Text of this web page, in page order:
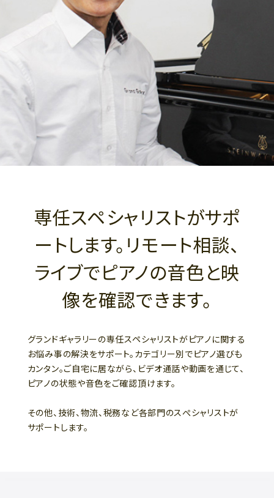
専任スペシャリストがサポ
ートします。リモート相談、
ライブでピアノの音色と映
像を確認できます。
グランドギャラリーの専任スペシャリストがピアノに関する
お悩み事の解決をサポート。カテゴリー別でピアノ選びも
カンタン。ご自宅に居ながら、ビデオ通話や動画を通じて、
ピアノの状態や音色をご確認頂けます。
その他、技術、物流、税務など各部門のスぺシャリストが
サポートします。